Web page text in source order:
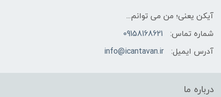
آیکن یعنی؛ من می توانم...
شماره تماس:
09158168621
آدرس ایمیل:
info@icantavan.ir
درباره ما